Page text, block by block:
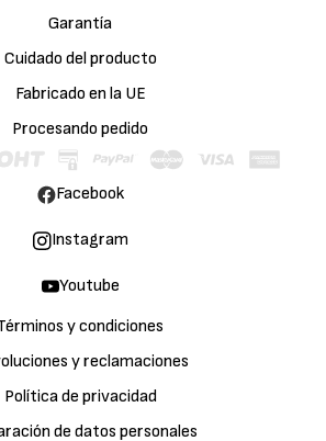
Garantía
Cuidado del producto
Fabricado en la UE
Procesando pedido
y condiciones
y reclamaciones
Política de privacidad
de datos personales
Facebook
Instagram
Youtube